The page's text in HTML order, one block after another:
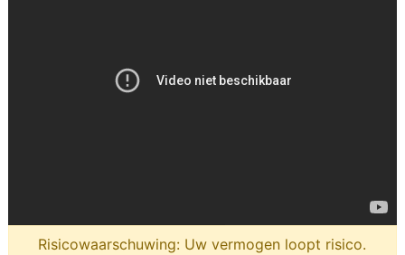
Risicowaarschuwing: Uw vermogen loopt risico.